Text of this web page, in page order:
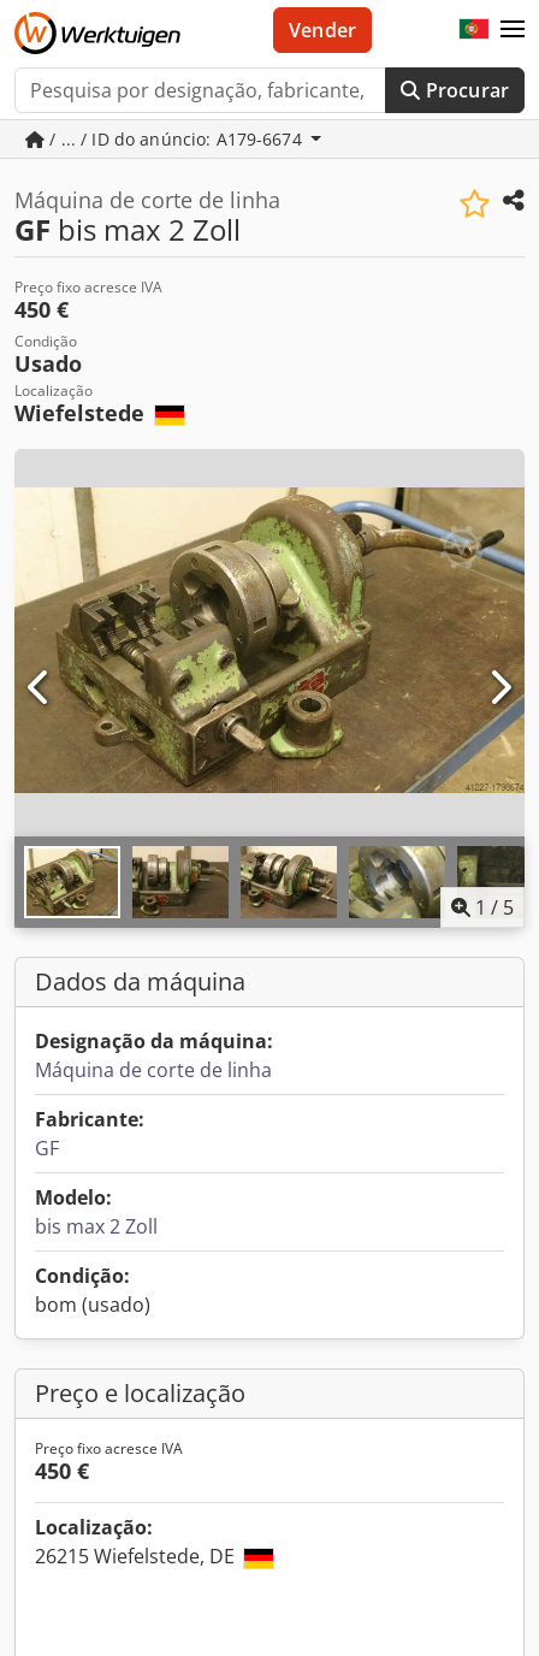
Procurar
Vender
/ ... / ID do anúncio: A179-6674
Máquina de corte de linha
GF bis max 2 Zoll
Preço fixo acresce IVA
450 €
Condição
Usado
Localização
Wiefelstede
1 / 5
Dados da máquina
Designação da máquina:
Máquina de corte de linha
Fabricante:
GF
Modelo:
bis max 2 Zoll
Condição:
bom (usado)
Preço e localização
Preço fixo acresce IVA
450 €
Localização:
26215 Wiefelstede, DE